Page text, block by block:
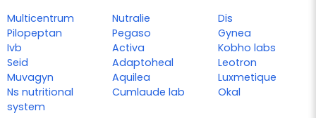
Multicentrum
Pilopeptan
Ivb
Seid
Muvagyn
Ns nutritional
system
Nutralie
Pegaso
Activa
Adaptoheal
Aquilea
Cumlaude lab
Dis
Gynea
Kobho labs
Leotron
Luxmetique
Okal